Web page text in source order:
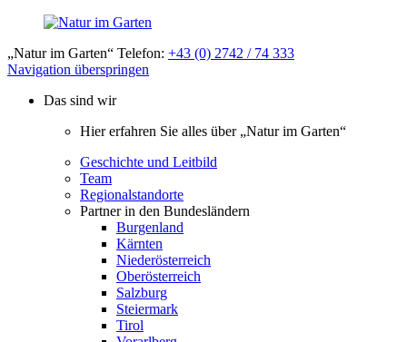
„Natur im Garten“ Telefon: +43 (0) 2742 / 74 333
Navigation überspringen
Das sind wir
Hier erfahren Sie alles über „Natur im Garten“
Geschichte und Leitbild
Team
Regionalstandorte
Partner in den Bundesländern
Burgenland
Kärnten
Niederösterreich
Oberösterreich
Salzburg
Steiermark
Tirol